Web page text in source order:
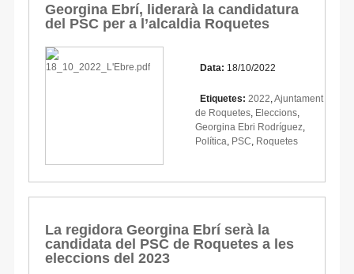
Georgina Ebrí, liderarà la candidatura
del PSC per a l’alcaldia Roquetes
Data: 18/10/2022
Etiquetes: 2022 Ajuntament
de Roquetes Eleccions
Georgina Ebri Rodríguez
Política PSC Roquetes
La regidora Georgina Ebrí serà la
candidata del PSC de Roquetes a les
eleccions del 2023